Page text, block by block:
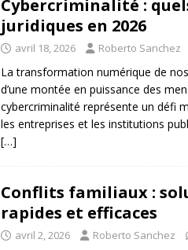
Cybercriminalité :
juridiques en 2026
avril 18, 2026 Roberto Sanchez
La transformation numérique de
d’une montée en puissance des
cybercriminalité représente un défi
les entreprises et les institutions
[…]
Conflits familiaux :
rapides et efficaces
avril 2, 2026 Roberto Sanchez